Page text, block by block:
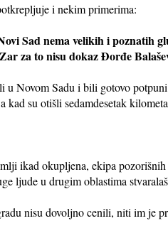
i nekim primerima:
Sad nema velikih i poznatih
za to nisu dokaz Đorđe
u Novom Sadu i bili gotovo
kad su otišli sedamdesetak
ikad okupljena, ekipa
ljude u drugim oblastima
nisu dovoljno cenili, niti im je